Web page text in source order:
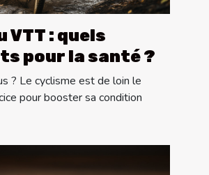
VTT : quels
pour la santé ?
? Le cyclisme est de loin le
pour booster sa condition